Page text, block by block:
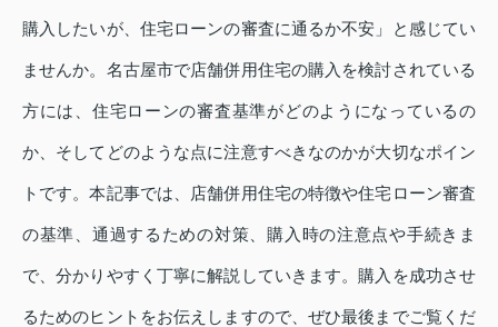
購入したいが、住宅ローンの審査に通るか不安」と感じてい
ませんか。名古屋市で店舗併用住宅の購入を検討されている
方には、住宅ローンの審査基準がどのようになっているの
か、そしてどのような点に注意すべきなのかが大切なポイン
トです。本記事では、店舗併用住宅の特徴や住宅ローン審査
の基準、通過するための対策、購入時の注意点や手続きま
で、分かりやすく丁寧に解説していきます。購入を成功させ
るためのヒントをお伝えしますので、ぜひ最後までご覧くだ